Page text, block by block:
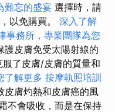
難忘的盛宴 選擇時，請
以免購買。 深入了解
事務所，專業團隊為您
護皮膚免受太陽射線的
了皮膚/皮膚的質量和
了解更多 按摩執照培訓
皮膚灼熱和皮膚癌的風
不會吸收，而是在保持